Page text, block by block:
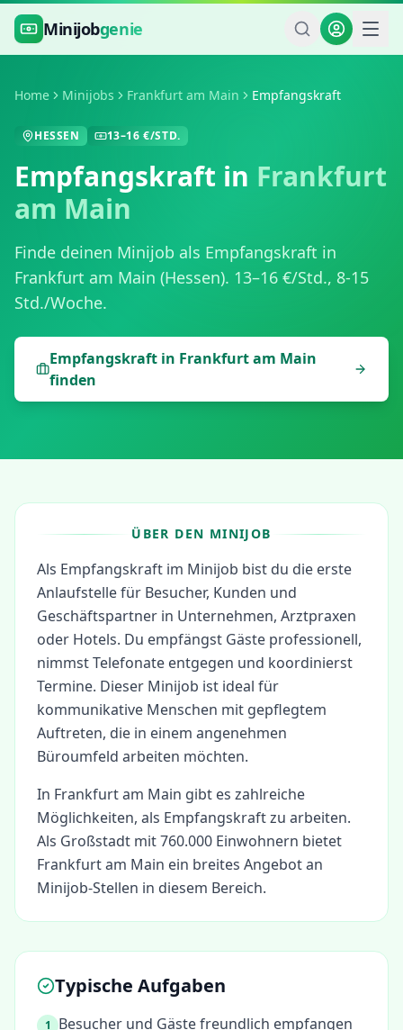
Zum Hauptinhalt springen
Minijobgenie
Home Minijobs Frankfurt am Main Empfangskraft
HESSEN 13–16 €/STD.
Empfangskraft in Frankfurt
am Main
Finde deinen Minijob als Empfangskraft in
Frankfurt am Main (Hessen). 13–16 €/Std., 8-15
Std./Woche.
Empfangskraft in Frankfurt am Main
finden
ÜBER DEN MINIJOB
Als Empfangskraft im Minijob bist du die erste
Anlaufstelle für Besucher, Kunden und
Geschäftspartner in Unternehmen, Arztpraxen
oder Hotels. Du empfängst Gäste professionell,
nimmst Telefonate entgegen und koordinierst
Termine. Dieser Minijob ist ideal für
kommunikative Menschen mit gepflegtem
Auftreten, die in einem angenehmen
Büroumfeld arbeiten möchten.
In Frankfurt am Main gibt es zahlreiche
Möglichkeiten, als Empfangskraftzu arbeiten.
Als Großstadt mit 760.000 Einwohnern bietet
Frankfurt am Main ein breites Angebot an
Minijob-Stellen in diesem Bereich.
Typische Aufgaben
1
Besucher und Gäste freundlich empfangen